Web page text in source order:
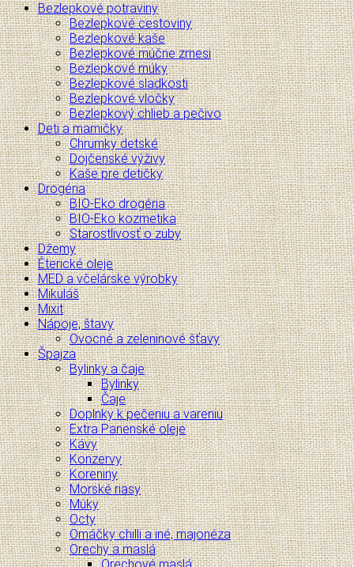
Bezlepkové potraviny
Bezlepkové cestoviny
Bezlepkové kaše
Bezlepkové múčne zmesi
Bezlepkové múky
Bezlepkové sladkosti
Bezlepkové vločky
Bezlepkový chlieb a pečivo
Deti a mamičky
Chrumky detské
Dojčenské výživy
Kaše pre detičky
Drogéria
BIO-Eko drogéria
BIO-Eko kozmetika
Starostlivosť o zuby
Džemy
Éterické oleje
MED a včelárske výrobky
Mikuláš
Mixit
Nápoje, štavy
Ovocné a zeleninové šťavy
Špajza
Bylinky a čaje
Bylinky
Čaje
Doplnky k pečeniu a vareniu
Extra Panenské oleje
Kávy
Konzervy
Koreniny
Morské riasy
Múky
Octy
Omáčky chilli a iné, majonéza
Orechy a maslá